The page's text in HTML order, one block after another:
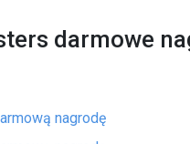
darmowe
nagrodę